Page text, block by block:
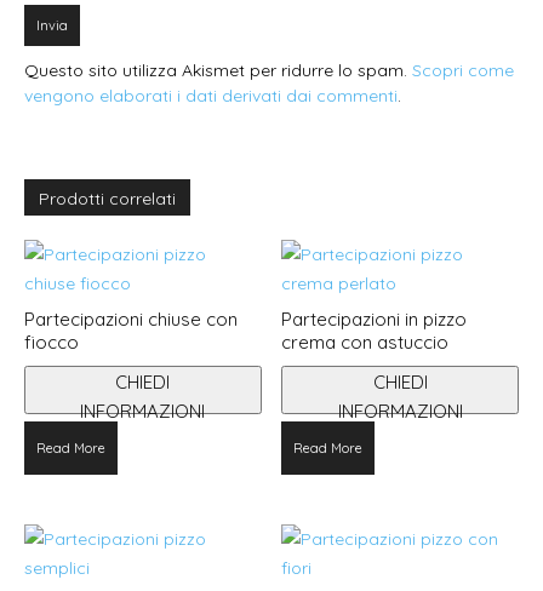
Questo sito utilizza Akismet per ridurre lo spam. Scopri come
vengono elaborati i dati derivati dai commenti
Prodotti correlati
Partecipazioni chiuse con
fiocco
CHIEDI
INFORMAZIONI
Read More
varianti.
Partecipazioni in pizzo
crema con astuccio
CHIEDI
INFORMAZIONI
Read More